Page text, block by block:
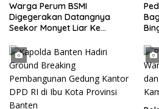
Warga Perum BSMI
Digegerakan Datangnya
Seekor Monyet Liar Ke